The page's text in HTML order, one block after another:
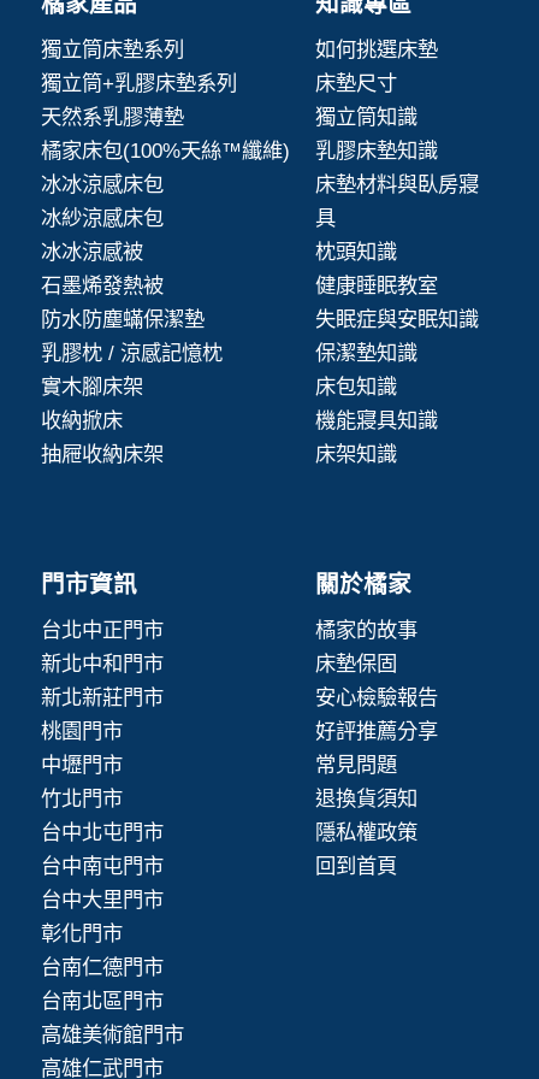
獨立筒床墊系列
獨立筒+乳膠床墊系列
天然系乳膠薄墊
橘家床包(100%天絲™纖維)
冰冰涼感床包
冰紗涼感床包
冰冰涼感被
石墨烯發熱被
防水防塵蟎保潔墊
乳膠枕 / 涼感記憶枕
實木腳床架
收納掀床
抽屜收納床架
如何挑選床墊
床墊尺寸
獨立筒知識
乳膠床墊知識
床墊材料與臥房寢
具
枕頭知識
健康睡眠教室
失眠症與安眠知識
保潔墊知識
床包知識
機能寢具知識
床架知識
門市資訊
台北中正門市
新北中和門市
新北新莊門市
桃園門市
中壢門市
竹北門市
台中北屯門市
台中南屯門市
台中大里門市
彰化門市
台南仁德門市
台南北區門市
高雄美術館門市
高雄仁武門市
關於橘家
橘家的故事
床墊保固
安心檢驗報告
好評推薦分享
常見問題
退換貨須知
隱私權政策
回到首頁